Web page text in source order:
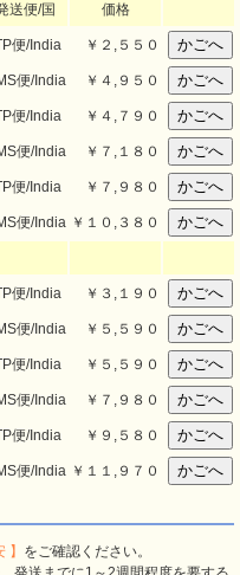
送便/国 価格
便/India ￥ ２,５５０
便/India ￥ ４,９５０
便/India ￥ ４,７９０
便/India ￥ ７,１８０
便/India ￥ ７,９８０
便/India ￥ １０,３８０
便/India ￥ ３,１９０
便/India ￥ ５,５９０
便/India ￥ ５,５９０
便/India ￥ ７,９８０
便/India ￥ ９,５８０
便/India ￥ １１,９７０
】 をご確認ください。